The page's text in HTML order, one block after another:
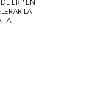
ERP EN
LA
IA